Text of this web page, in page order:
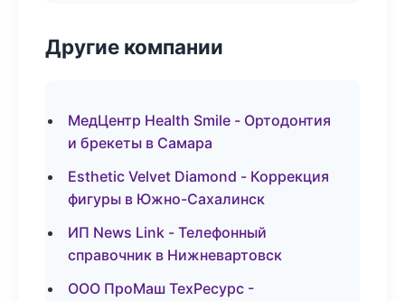
Другие компании
МедЦентр Health Smile - Ортодонтия
и брекеты в Самара
Esthetic Velvet Diamond - Коррекция
фигуры в Южно-Сахалинск
ИП News Link - Телефонный
справочник в Нижневартовск
ООО ПроМаш ТехРесурс -